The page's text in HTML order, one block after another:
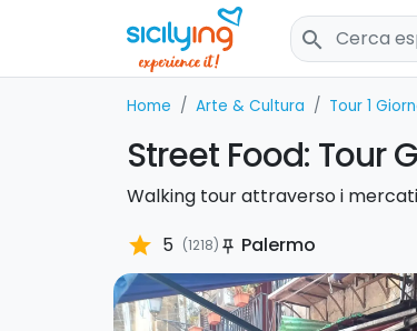
search
Home Arte & Cultura Tour 1
Street Food: Tour
Walking tour attraverso i
star 5 (1218) push_pin Palermo